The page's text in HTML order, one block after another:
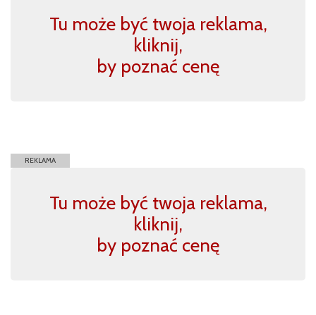
Tu może być twoja reklama,
kliknij,
by poznać cenę
REKLAMA
Tu może być twoja reklama,
kliknij,
by poznać cenę